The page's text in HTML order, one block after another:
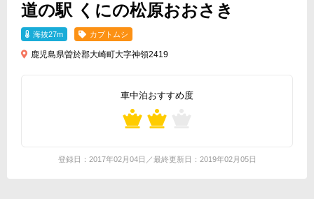
道の駅 くにの松原おおさき
海抜27m カブトムシ
鹿児島県曽於郡大崎町大字神領2419
車中泊おすすめ度
登録日：2017年02月04日／最終更新日：2019年02月05日